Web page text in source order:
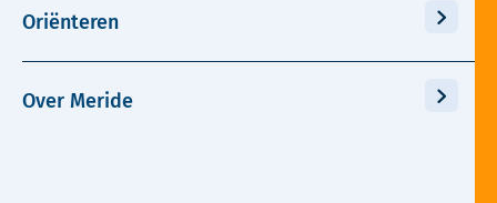
Oriënteren
Over Meride